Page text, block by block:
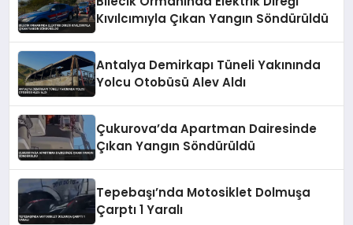
Kıvılcımıyla Çıkan Yangın Söndürüldü
Antalya Demirkapı Tüneli Yakınında
Yolcu Otobüsü Alev Aldı
Çukurova’da Apartman Dairesinde
Çıkan Yangın Söndürüldü
Tepebaşı’nda Motosiklet Dolmuşa
Çarptı 1 Yaralı